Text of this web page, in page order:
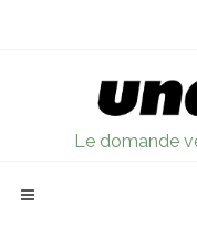
Le domande